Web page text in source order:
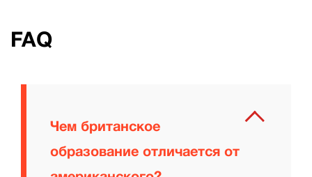
FAQ
Чем британское
образование отличается от